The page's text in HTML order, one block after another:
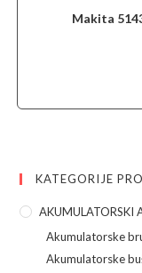
Makita
KATEGORIJE
AKUMULATORSKI
Akumulatorske
Akumulatorske